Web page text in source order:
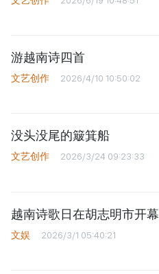
游越南诗四首
文艺创作 2026/4/10 10:50:02
没头没尾的簸箕船
文艺创作 2026/3/24 09:23:33
越南诗歌日在胡志明市开幕
文娱 2026/3/1 05:40:21